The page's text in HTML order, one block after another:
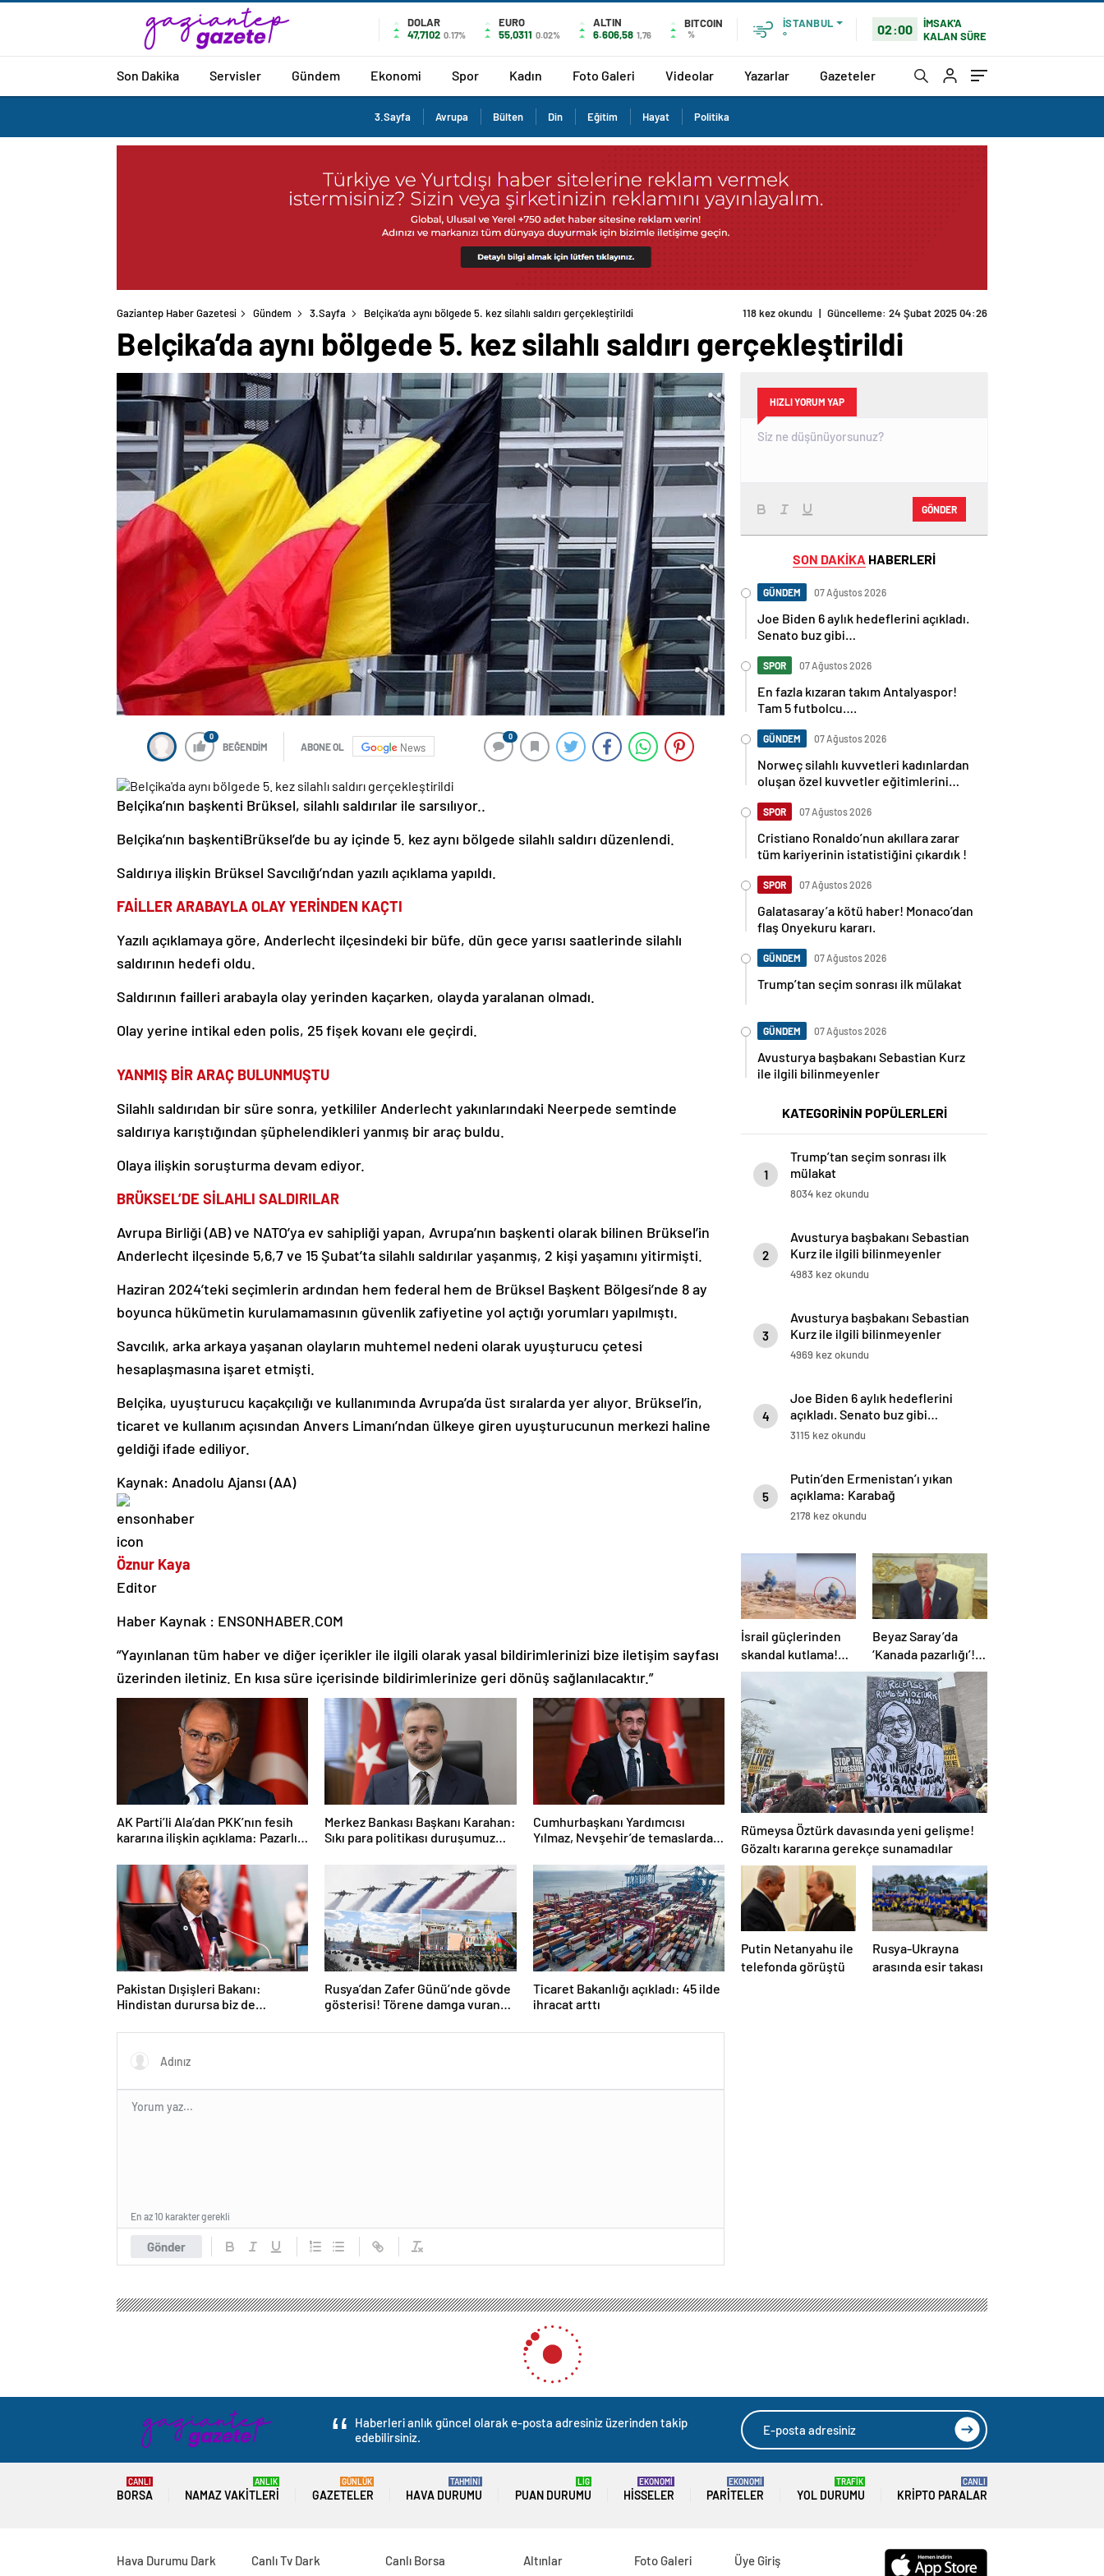
DOLAR
47,7102 0.17%
EURO
55,0311 0.02%
ALTIN
6.606,58 1,76
BITCOIN
%
İSTANBUL
°
02:00
İMSAK'A
KALAN SÜRE
Son Dakika Servisler Gündem Ekonomi Spor Kadın Foto Galeri Videolar Yazarlar Gazeteler
3.Sayfa Avrupa Bülten Din Eğitim Hayat Politika
Gaziantep Haber Gazetesi Gündem 3.Sayfa Belçika’da aynı bölgede 5. kez silahlı saldırı gerçekleştirildi
Belçika’da aynı bölgede 5. kez silahlı saldırı gerçekleştirildi
0
BEĞENDİM ABONE OL News
0
Belçika’nın başkenti Brüksel, silahlı saldırılar ile sarsılıyor..
Belçika’nın başkentiBrüksel’de bu ay içinde 5. kez aynı bölgede silahlı saldırı düzenlendi.
Saldırıya ilişkin Brüksel Savcılığı’ndan yazılı açıklama yapıldı.
FAİLLER ARABAYLA OLAY YERİNDEN KAÇTI
Yazılı açıklamaya göre, Anderlecht ilçesindeki bir büfe, dün gece yarısı saatlerinde silahlı
saldırının hedefi oldu.
Saldırının failleri arabayla olay yerinden kaçarken, olayda yaralanan olmadı.
Olay yerine intikal eden polis, 25 fişek kovanı ele geçirdi.
YANMIŞ BİR ARAÇ BULUNMUŞTU
Silahlı saldırıdan bir süre sonra, yetkililer Anderlecht yakınlarındaki Neerpede semtinde
saldırıya karıştığından şüphelendikleri yanmış bir araç buldu.
Olaya ilişkin soruşturma devam ediyor.
BRÜKSEL’DE SİLAHLI SALDIRILAR
Avrupa Birliği (AB) ve NATO’ya ev sahipliği yapan, Avrupa’nın başkenti olarak bilinen Brüksel’in
Anderlecht ilçesinde 5,6,7 ve 15 Şubat’ta silahlı saldırılar yaşanmış, 2 kişi yaşamını yitirmişti.
Haziran 2024’teki seçimlerin ardından hem federal hem de Brüksel Başkent Bölgesi’nde 8 ay
boyunca hükümetin kurulamamasının güvenlik zafiyetine yol açtığı yorumları yapılmıştı.
Savcılık, arka arkaya yaşanan olayların muhtemel nedeni olarak uyuşturucu çetesi
hesaplaşmasına işaret etmişti.
Belçika, uyuşturucu kaçakçılığı ve kullanımında Avrupa’da üst sıralarda yer alıyor. Brüksel’in,
ticaret ve kullanım açısından Anvers Limanı’ndan ülkeye giren uyuşturucunun merkezi haline
geldiği ifade ediliyor.
Kaynak: Anadolu Ajansı (AA)
Öznur Kaya
Editor
Haber Kaynak : ENSONHABER.COM
“Yayınlanan tüm haber ve diğer içerikler ile ilgili olarak yasal bildirimlerinizi bize iletişim sayfası
üzerinden iletiniz. En kısa süre içerisinde bildirimlerinize geri dönüş sağlanılacaktır.”
AK Parti’li Ala’dan PKK’nın fesih
kararına ilişkin açıklama: Pazarlık
Merkez Bankası Başkanı Karahan:
Sıkı para politikası duruşumuz
Cumhurbaşkanı Yardımcısı
Yılmaz, Nevşehir’de temaslarda
olmasın’
Pakistan Dışişleri Bakanı:
Hindistan durursa biz de
Rusya’dan Zafer Günü’nde gövde
gösterisi! Törene damga vuran
Ticaret Bakanlığı açıkladı: 45 ilde
ihracat arttı
Gönder
En az 10 karakter gerekli
HIZLI YORUM YAP
GÖNDER
SON DAKİKA HABERLERİ
GÜNDEM 07 Ağustos 2026
Joe Biden 6 aylık hedeflerini açıkladı.
Senato buz gibi…
SPOR 07 Ağustos 2026
En fazla kızaran takım Antalyaspor!
Tam 5 futbolcu….
GÜNDEM 07 Ağustos 2026
Norweç silahlı kuvvetleri kadınlardan
oluşan özel kuvvetler eğitimlerini
SPOR 07 Ağustos 2026
Cristiano Ronaldo’nun akıllara zarar
tüm kariyerinin istatistiğini çıkardık !
SPOR 07 Ağustos 2026
Galatasaray’a kötü haber! Monaco’dan
flaş Onyekuru kararı.
GÜNDEM 07 Ağustos 2026
Trump’tan seçim sonrası ilk mülakat
GÜNDEM 07 Ağustos 2026
Avusturya başbakanı Sebastian Kurz
ile ilgili bilinmeyenler
KATEGORİNİN POPÜLERLERİ
1
Trump’tan seçim sonrası ilk
mülakat
8034 kez okundu
2
Avusturya başbakanı Sebastian
Kurz ile ilgili bilinmeyenler
4983 kez okundu
3
Avusturya başbakanı Sebastian
Kurz ile ilgili bilinmeyenler
4969 kez okundu
4
Joe Biden 6 aylık hedeflerini
açıkladı. Senato buz gibi…
3115 kez okundu
5
Putin’den Ermenistan’ı yıkan
açıklama: Karabağ
Azerbaycan’ın ayrılmaz bir
2178 kez okundu
İsrail güçlerinden
skandal kutlama!
Bebek cinsiyeti
partisinde Gazze’de
bina patlatıldı
Beyaz Saray’da
‘Kanada pazarlığı’!
Trump: 51. eyalet
olmalı
Rümeysa Öztürk davasında yeni gelişme!
Gözaltı kararına gerekçe sunamadılar
Putin Netanyahu ile
telefonda görüştü
Rusya-Ukrayna
arasında esir takası
ABD Ulusal Güvenlik Danışmanı Waltz: Trump’ın Zelenskiy’ye karşı duyduğu hayal kırıklığı çok yönlü
ABD Ulusal Güvenlik Danışmanı Waltz: Trump’ın Zelenskiy’ye
karşı duyduğu hayal kırıklığı çok yönlü
GÖNDER